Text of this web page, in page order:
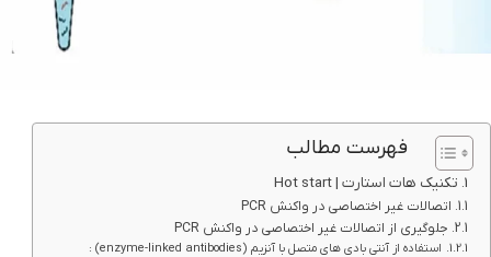
فهرست مطالب
تکنیک هات استارت | Hot start
اتصالات غیر اختصاصی در واکنش PCR
جلوگیری از اتصالات غیر اختصاصی در واکنش PCR
استفاده از آنتی بادی های متصل با آنزیم (enzyme-linked antibodies) :